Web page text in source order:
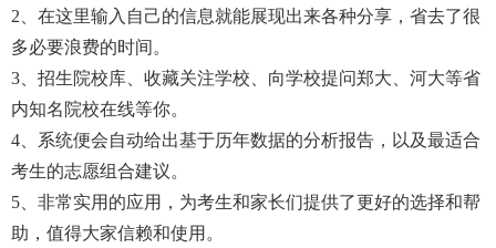
2、在这里输入自己的信息就能展现出来各种分享，省去了很
多必要浪费的时间。
3、招生院校库、收藏关注学校、向学校提问郑大、河大等省
内知名院校在线等你。
4、系统便会自动给出基于历年数据的分析报告，以及最适合
考生的志愿组合建议。
5、非常实用的应用，为考生和家长们提供了更好的选择和帮
助，值得大家信赖和使用。